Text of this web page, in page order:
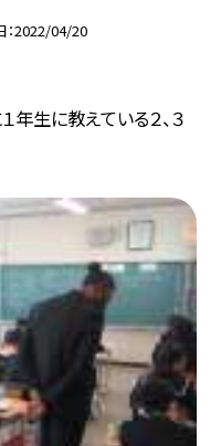
2022/04/20
年生に教えている２、３